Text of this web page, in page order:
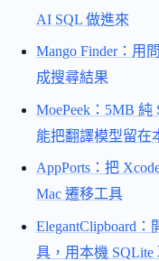
AI SQL 做進來
Mango Finder：用
成搜尋結果
MoePeek：5MB 純
能把翻譯模型留在
AppPorts：把
Mac 遷移工具
ElegantClipboard
具，用本機